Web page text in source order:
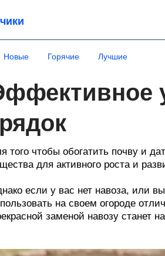
Новые Горячие Лучшие
того чтобы обогатить почву и
для активного роста и
если у вас нет навоза, или
на своем огороде
заменой навозу станет